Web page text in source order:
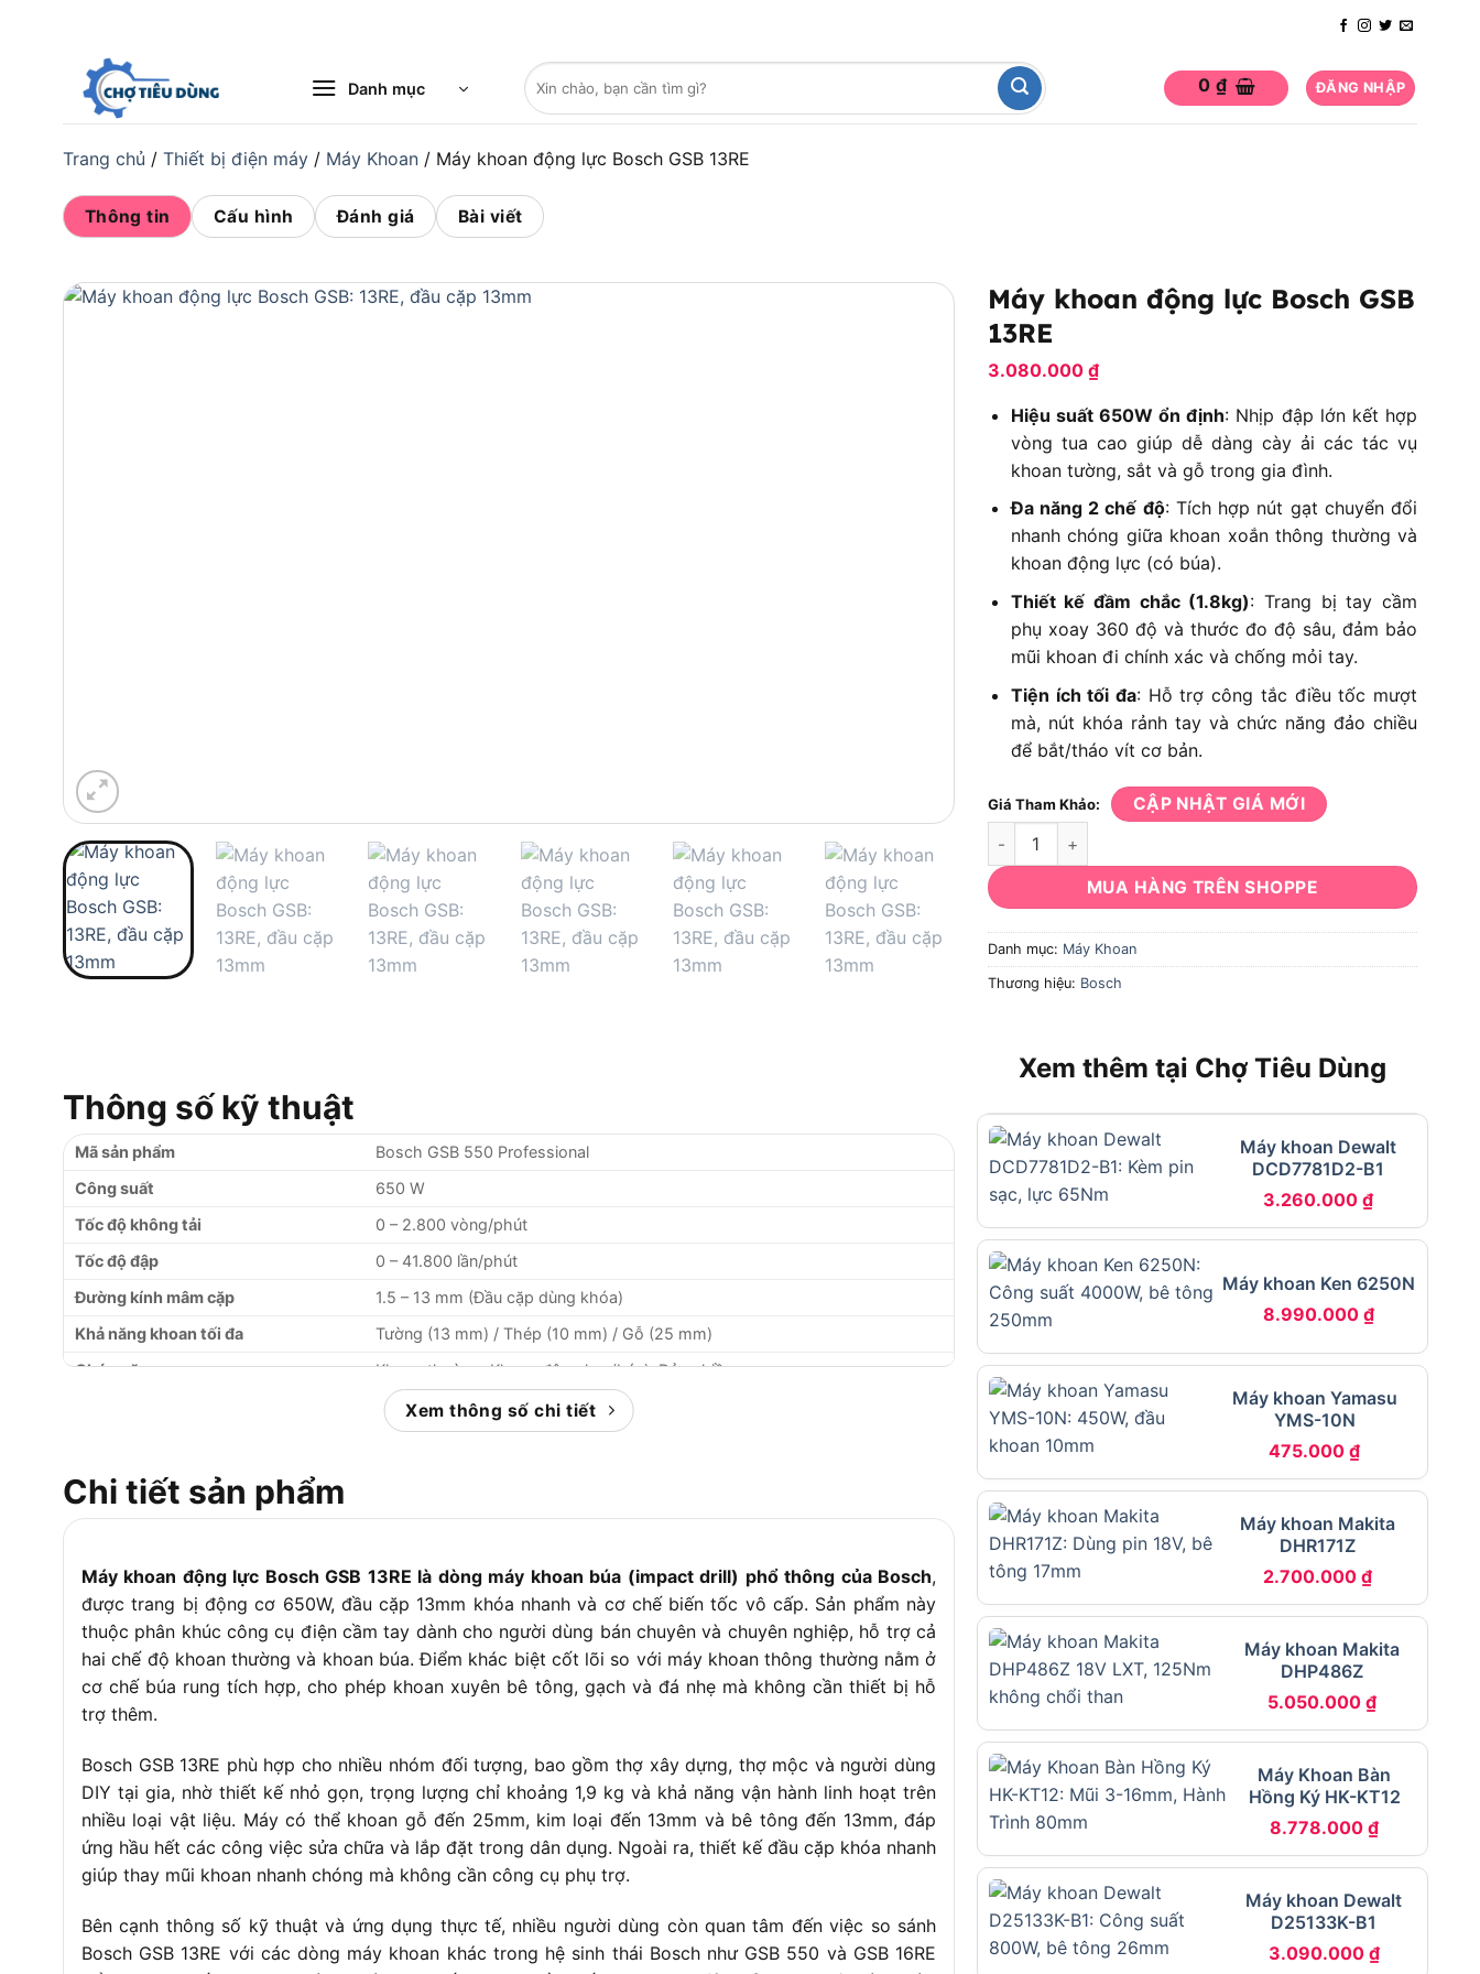
Danh mục
Tìm
kiếm:
0 ₫ ĐĂNG NHẬP
Trang chủ / Thiết bị điện máy / Máy Khoan / Máy khoan động lực Bosch GSB 13RE
Thông tin Cấu hình Đánh giá Bài viết
Máy khoan động lực Bosch GSB
13RE
3.080.000 ₫
Hiệu suất 650W ổn định: Nhịp đập lớn kết hợp
vòng tua cao giúp dễ dàng cày ải các tác vụ
khoan tường, sắt và gỗ trong gia đình.
Đa năng 2 chế độ: Tích hợp nút gạt chuyển đổi
nhanh chóng giữa khoan xoắn thông thường và
khoan động lực (có búa).
Thiết kế đầm chắc (1.8kg): Trang bị tay cầm
phụ xoay 360 độ và thước đo độ sâu, đảm bảo
mũi khoan đi chính xác và chống mỏi tay.
Tiện ích tối đa: Hỗ trợ công tắc điều tốc mượt
mà, nút khóa rảnh tay và chức năng đảo chiều
để bắt/tháo vít cơ bản.
Giá Tham Khảo: CẬP NHẬT GIÁ MỚI
Máy khoan động lực Bosch GSB 13RE số lượng
MUA HÀNG TRÊN SHOPPE
Danh mục: Máy Khoan
Thương hiệu: Bosch
Thông số kỹ thuật
Mã sản phẩm
Bosch GSB 550 Professional
Công suất
650 W
Tốc độ không tải
0 – 2.800 vòng/phút
Tốc độ đập
0 – 41.800 lần/phút
Đường kính mâm cặp
1.5 – 13 mm (Đầu cặp dùng khóa)
Khả năng khoan tối đa
Tường (13 mm) / Thép (10 mm) / Gỗ (25 mm)
Chức năng
Khoan thường, Khoan động lực (búa), Đảo chiều
Khoảng 1.8 kg
Xem thông số chi tiết
Chi tiết sản phẩm
Máy khoan động lực Bosch GSB 13RE là dòng máy khoan búa (impact drill) phổ thông của Bosch,
được trang bị động cơ 650W, đầu cặp 13mm khóa nhanh và cơ chế biến tốc vô cấp. Sản phẩm này
thuộc phân khúc công cụ điện cầm tay dành cho người dùng bán chuyên và chuyên nghiệp, hỗ trợ cả
hai chế độ khoan thường và khoan búa. Điểm khác biệt cốt lõi so với máy khoan thông thường nằm ở
cơ chế búa rung tích hợp, cho phép khoan xuyên bê tông, gạch và đá nhẹ mà không cần thiết bị hỗ
trợ thêm.
Bosch GSB 13RE phù hợp cho nhiều nhóm đối tượng, bao gồm thợ xây dựng, thợ mộc và người dùng
DIY tại gia, nhờ thiết kế nhỏ gọn, trọng lượng chỉ khoảng 1,9 kg và khả năng vận hành linh hoạt trên
nhiều loại vật liệu. Máy có thể khoan gỗ đến 25mm, kim loại đến 13mm và bê tông đến 13mm, đáp
ứng hầu hết các công việc sửa chữa và lắp đặt trong dân dụng. Ngoài ra, thiết kế đầu cặp khóa nhanh
giúp thay mũi khoan nhanh chóng mà không cần công cụ phụ trợ.
Bên cạnh thông số kỹ thuật và ứng dụng thực tế, nhiều người dùng còn quan tâm đến việc so sánh
Bosch GSB 13RE với các dòng máy khoan khác trong hệ sinh thái Bosch như GSB 550 và GSB 16RE
Xem thêm tại Chợ Tiêu Dùng
Máy khoan Dewalt
DCD7781D2-B1
3.260.000₫
Máy khoan Ken 6250N
8.990.000₫
Máy khoan Yamasu
YMS-10N
475.000₫
Máy khoan Makita
DHR171Z
2.700.000 ₫
Máy khoan Makita
DHP486Z
5.050.000 ₫
Máy Khoan Bàn
Hồng Ký HK-KT12
8.778.000₫
Máy khoan Dewalt
D25133K-B1
3.090.000 ₫